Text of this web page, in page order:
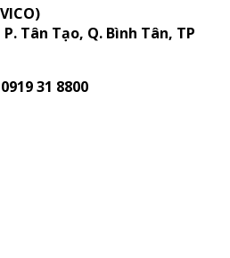
Tân Tạo, Q. Bình Tân, TP
31 8800